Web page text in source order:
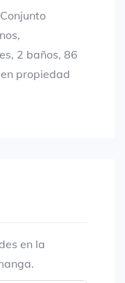
2 baños, 86
propiedad
en la